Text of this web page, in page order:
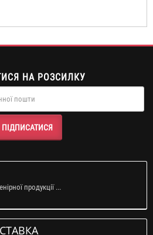
НА РОЗСИЛКУ
ПІДПИСАТИСЯ
продукції ...